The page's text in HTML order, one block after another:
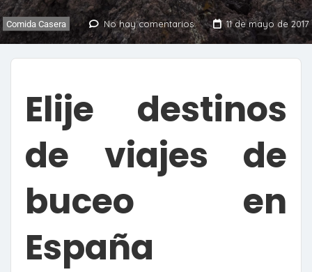
Comida Casera No hay comentarios 11 de mayo de 2017
Elije destinos
de viajes de
buceo en
España